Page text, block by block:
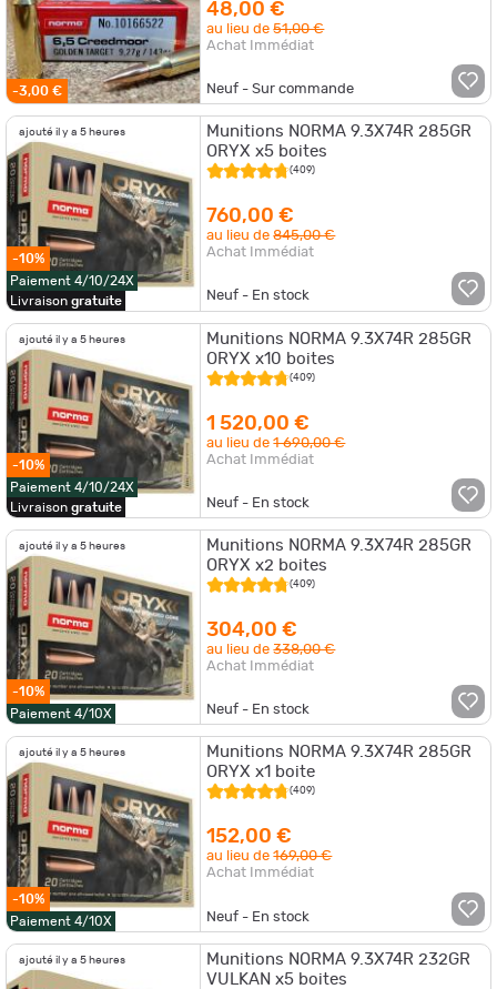
-3,00 €
48,00 €
au lieu de51,00 €
Achat Immédiat
Neuf - Sur commande
ajouté il y a 5 heures
-10%
Paiement 4/10/24X
Livraison gratuite
Munitions NORMA 9.3X74R 285GR
ORYX x5 boites
(409)
760,00 €
au lieu de845,00 €
Achat Immédiat
Neuf - En stock
ajouté il y a 5 heures
-10%
Paiement 4/10/24X
Livraison gratuite
Munitions NORMA 9.3X74R 285GR
ORYX x10 boites
(409)
1 520,00 €
au lieu de1 690,00 €
Achat Immédiat
Neuf - En stock
ajouté il y a 5 heures
-10%
Paiement 4/10X
Munitions NORMA 9.3X74R 285GR
ORYX x2 boites
(409)
304,00 €
au lieu de338,00 €
Achat Immédiat
Neuf - En stock
ajouté il y a 5 heures
-10%
Paiement 4/10X
Munitions NORMA 9.3X74R 285GR
ORYX x1 boite
(409)
152,00 €
au lieu de169,00 €
Achat Immédiat
Neuf - En stock
ajouté il y a 5 heures
Munitions NORMA 9.3X74R 232GR
VULKAN x5 boites